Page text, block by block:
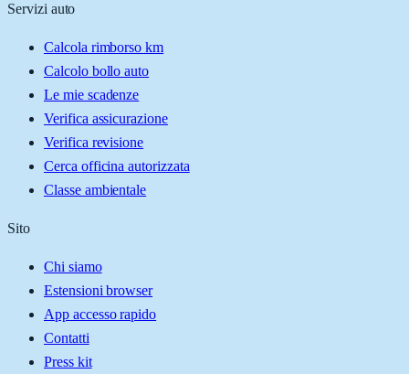
Servizi auto
Calcola rimborso km
Calcolo bollo auto
Le mie scadenze
Verifica assicurazione
Verifica revisione
Cerca officina autorizzata
Classe ambientale
Sito
Chi siamo
Estensioni browser
App accesso rapido
Contatti
Press kit